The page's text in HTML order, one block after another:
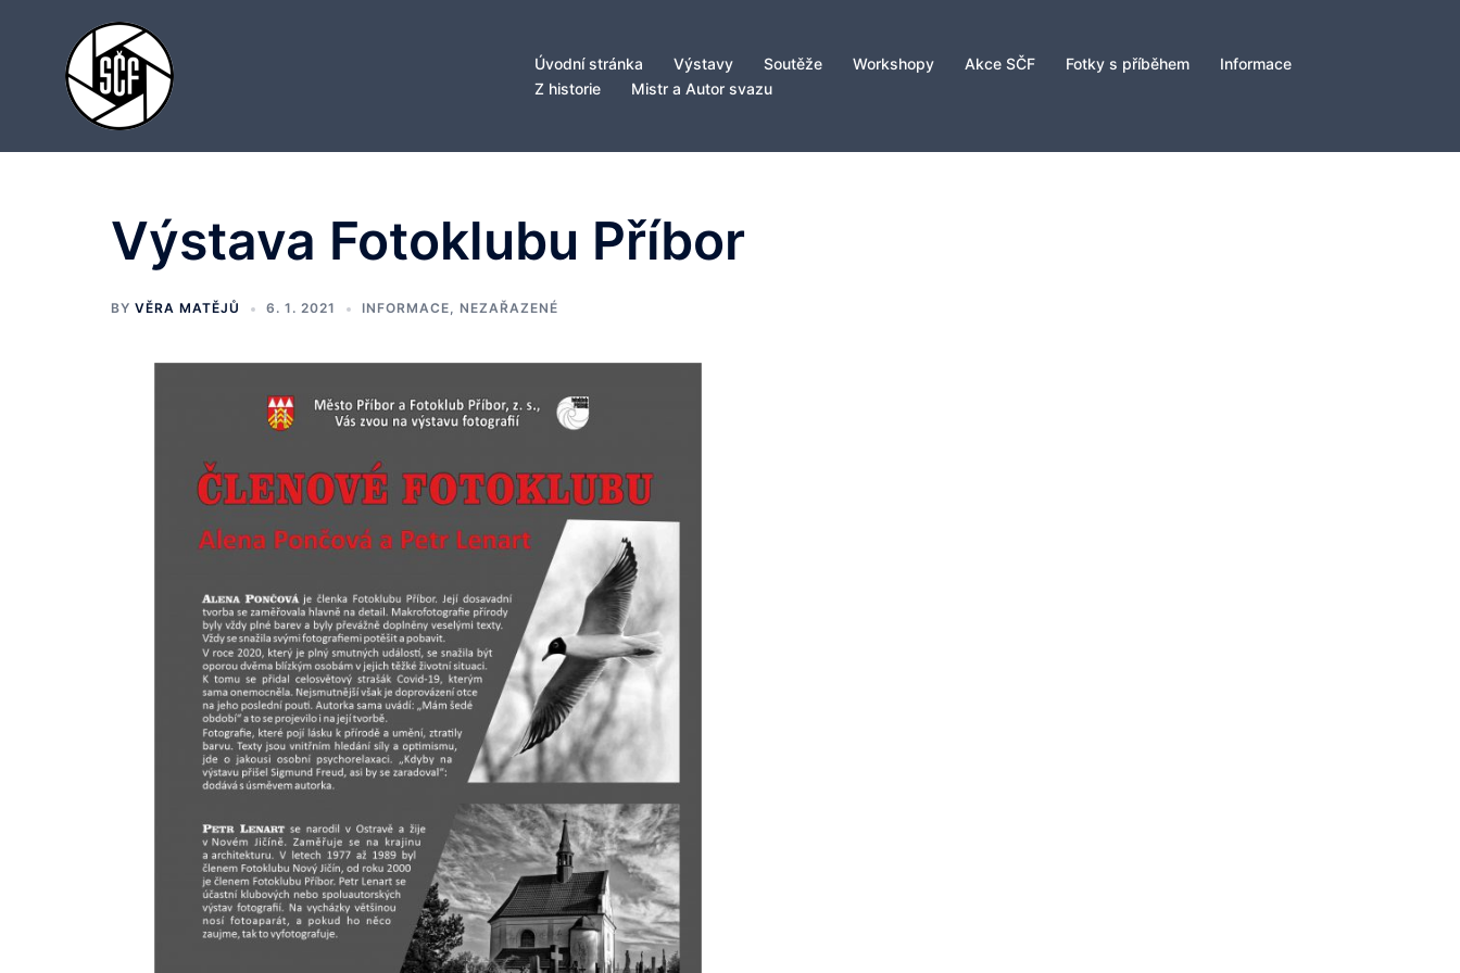
Úvodní stránka Výstavy Soutěže Workshopy Akce SČF Fotky s příběhem
Informace
Z historie
Mistr a Autor svazu
Výstava Fotoklubu Příbor
BY VĚRA MATĚJŮ 6. 1. 2021 INFORMACE, NEZAŘAZENÉ